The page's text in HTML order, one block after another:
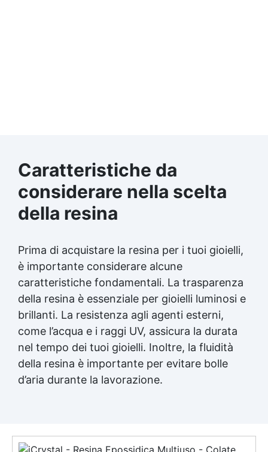
Caratteristiche da
considerare nella scelta
della resina
Prima di acquistare la resina per i tuoi gioielli,
è importante considerare alcune
caratteristiche fondamentali. La trasparenza
della resina è essenziale per gioielli luminosi e
brillanti. La resistenza agli agenti esterni,
come l’acqua e i raggi UV, assicura la durata
nel tempo dei tuoi gioielli. Inoltre, la fluidità
della resina è importante per evitare bolle
d’aria durante la lavorazione.